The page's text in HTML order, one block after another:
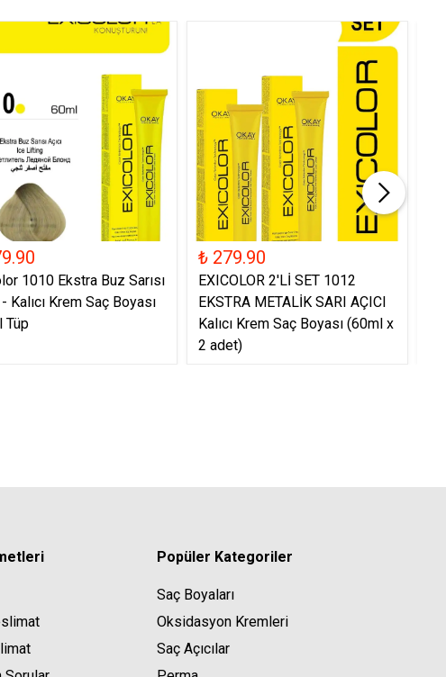
1010 Ekstra Buz Sarısı
- Kalıcı Krem Saç Boyası
Tüp
₺ 279.90
EXICOLOR 2'Lİ SET 1012
EKSTRA METALİK SARI AÇICI
Kalıcı Krem Saç Boyası (60ml x
2 adet)
Popüler Kategoriler
Saç Boyaları
Oksidasyon Kremleri
Saç Açıcılar